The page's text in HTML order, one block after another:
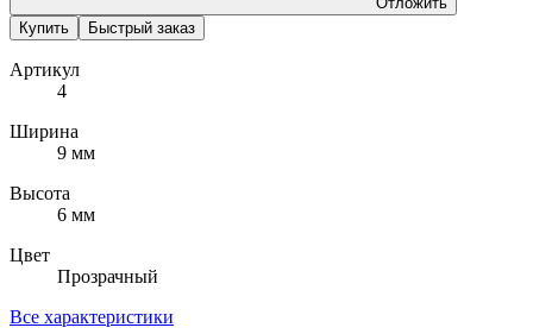
Купить
Быстрый заказ
Артикул
4
Ширина
9 мм
Высота
6 мм
Цвет
Прозрачный
Все характеристики